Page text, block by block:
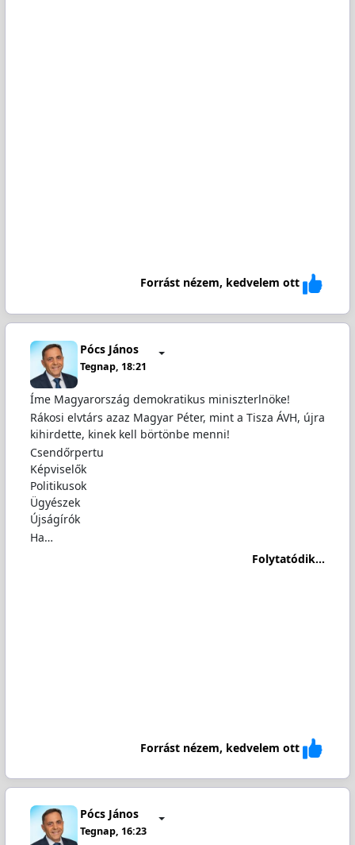
Forrást nézem, kedvelem ott
Pócs János
Tegnap, 18:21
Íme Magyarország demokratikus miniszterlnöke!
Rákosi elvtárs azaz Magyar Péter, mint a Tisza ÁVH, újra
kihirdette, kinek kell börtönbe menni!
Csendőrpertu
Képviselők
Politikusok
Ügyészek
Újságírók
Ha…
Folytatódik...
Forrást nézem, kedvelem ott
Pócs János
Tegnap, 16:23